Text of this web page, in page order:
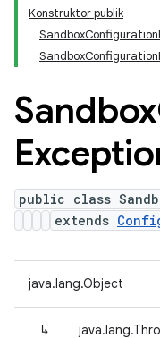
Konstruktor publik
Sandbox
public class
extends
java.lang.Object
↳